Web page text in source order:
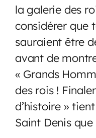
la galerie des
considérer que
sauraient être
avant de
« Grands
des rois !
d’histoire »
Saint Denis